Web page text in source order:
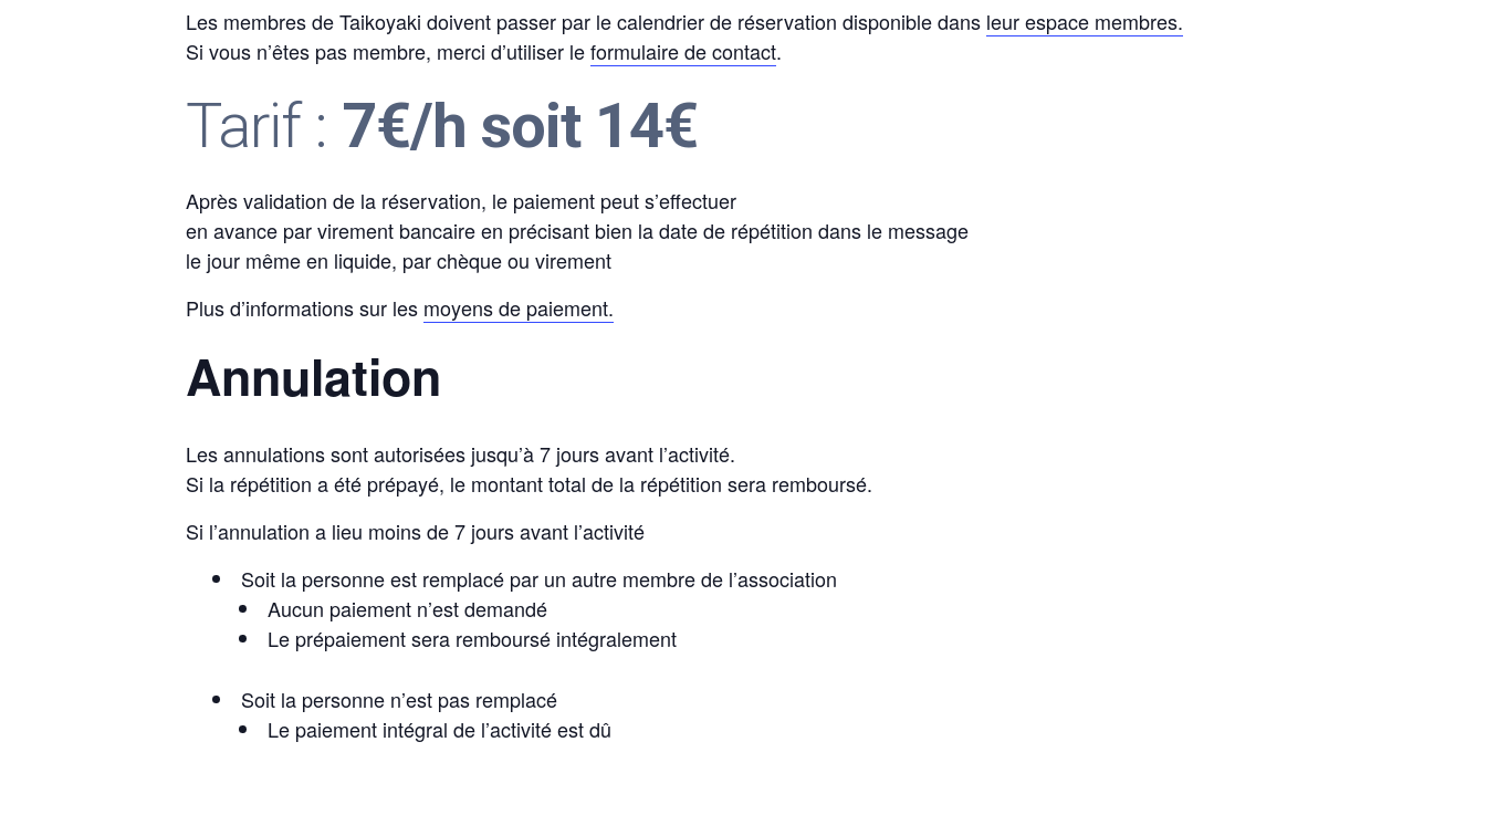
Les membres de Taikoyaki doivent passer par le calendrier de réservation disponible dans leur espace membres.
Si vous n’êtes pas membre, merci d’utiliser leformulaire de contact.
Tarif : 7€/h soit 14€
Après validation de la réservation, le paiement peut s’effectuer
en avance par virement bancaire en précisant bien la date de répétition dans le message
le jour même en liquide, par chèque ou virement
Plus d’informations sur les moyens de paiement.
Annulation
Les annulations sont autorisées jusqu’à 7 jours avant l’activité.
Si la répétition a été prépayé, le montant total de la répétition sera remboursé.
Si l’annulation a lieu moins de 7 jours avant l’activité
Soit la personne est remplacé par un autre membre de l’association
Aucun paiement n’est demandé
Le prépaiement sera remboursé intégralement
Soit la personne n’est pas remplacé
Le paiement intégral de l’activité est dû